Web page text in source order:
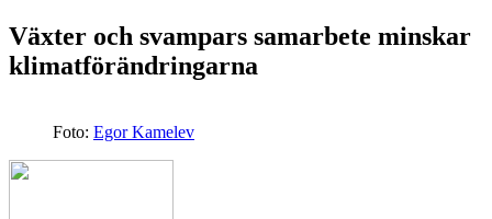
Växter och svampars samarbete minskar
klimatförändringarna
Foto: Egor Kamelev